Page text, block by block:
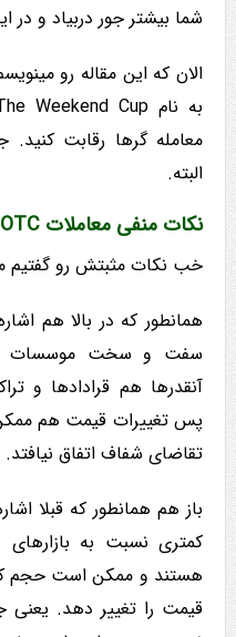
شما بیشتر جور دربیاد و در
الان که این مقاله رو
معامله گرها رقابت
البته.
نکات منفی معاملات OTC در الیمپ ترید
خب نکات مثبتش رو گفتیم
سفت و سخت موسسات
آنقدرها هم قرادادها و
پس تغییرات قیمت هم
تقاضای شفاف اتفاق نیافتد.
باز هم همانطور که قبلا
هستند و ممکن است حجم
قیمت را تغییر دهد.